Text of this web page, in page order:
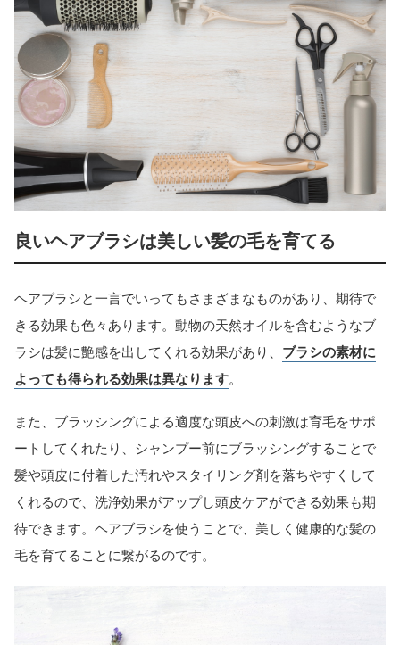
良いヘアブラシは美しい髪の毛を育てる
ヘアブラシと一言でいってもさまざまなものがあり、期待で
きる効果も色々あります。動物の天然オイルを含むようなブ
ラシは髪に艶感を出してくれる効果があり、 ブラシの素材に
よっても得られる効果は異なります。
また、ブラッシングによる適度な頭皮への刺激は育毛をサポ
ートしてくれたり、シャンプー前にブラッシングすることで
髪や頭皮に付着した汚れやスタイリング剤を落ちやすくして
くれるので、洗浄効果がアップし頭皮ケアができる効果も期
待できます。ヘアブラシを使うことで、美しく健康的な髪の
毛を育てることに繋がるのです。